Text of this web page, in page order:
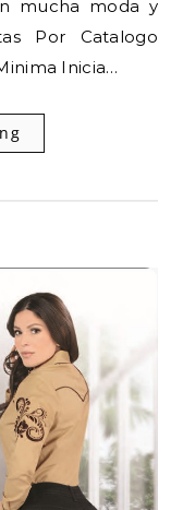
mucha moda y
Por Catalogo
Inicia…